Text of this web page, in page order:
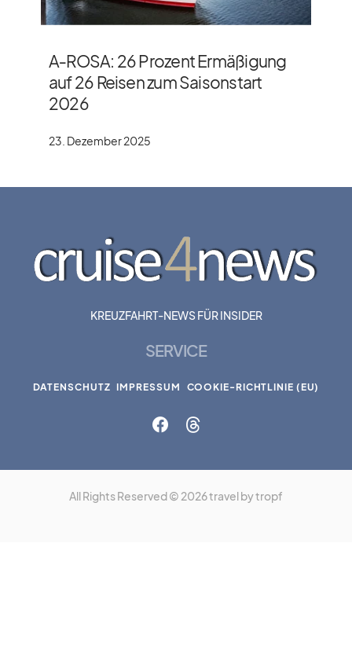
A‑ROSA: 26 Prozent Ermäßigung
auf 26 Reisen zum Saisonstart
2026
23. Dezember 2025
KREUZFAHRT-NEWS FÜR INSIDER
SERVICE
DATENSCHUTZ IMPRESSUM COOKIE-RICHTLINIE (EU)
All Rights Reserved © 2026 travel by tropf